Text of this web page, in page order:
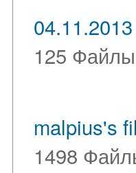
04.11.2013
125
malpius's
1498